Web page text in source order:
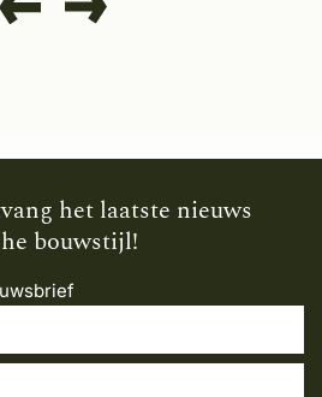
het laatste nieuws
bouwstijl!